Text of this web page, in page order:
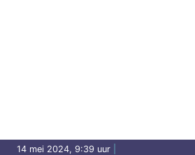
14 mei 2024, 9:39 uur